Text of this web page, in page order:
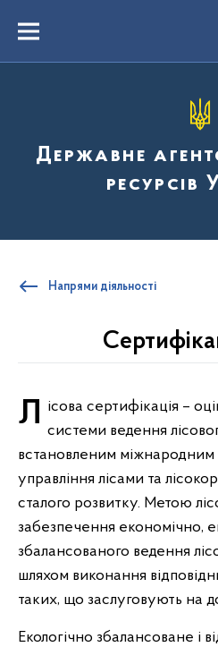
вмістуMenu
Державне
ресурсів
Напрями діяльності
Лісова сертифікація – оцінка відповідності системи ведення
встановленим
управління лісами та
сталого розвитку. Метою
забезпечення економічно,
збалансованого ведення
шляхом виконання
таких, що заслуговують на
Екологічно збалансоване і